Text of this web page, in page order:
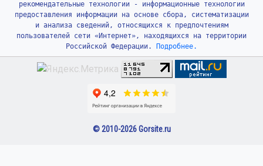
рекомендательные технологии - информационные технологии
предоставления информации на основе сбора, систематизации
и анализа сведений, относящихся к предпочтениям
пользователей сети «Интернет», находящихся на территории
Российской Федерации.
Подробнее.
© 2010-2026 Gorsite.ru